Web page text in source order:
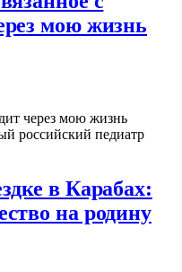
мою жизнь
через мою жизнь
российский педиатр
в Карабах:
на родину